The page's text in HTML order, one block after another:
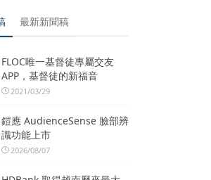
最新新聞稿
FLOC唯一基督徒專屬交友
APP，基督徒的新福音
2021/03/29
鎧應 AudienceSense 臉部辨
識功能上市
2026/08/07